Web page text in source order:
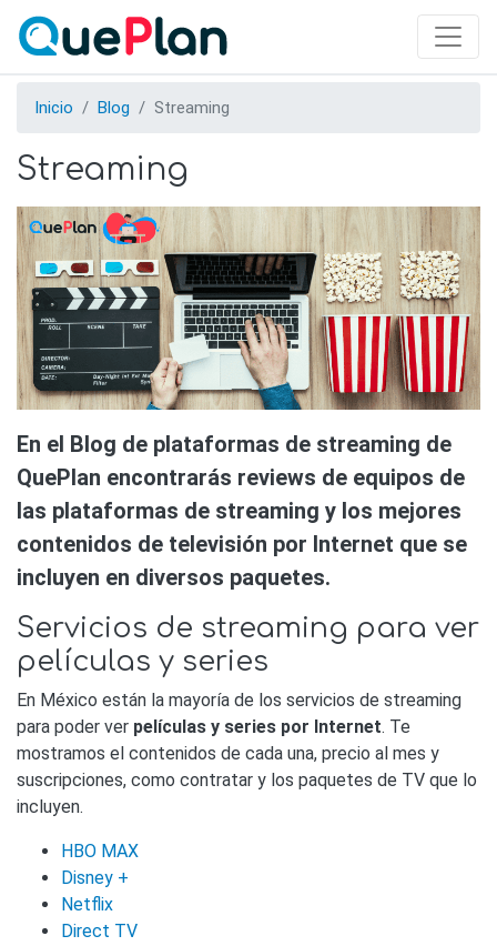
Inicio Blog Streaming
Streaming
En el Blog de plataformas de streaming de
QuePlan encontrarás reviews de equipos de
las plataformas de streaming y los mejores
contenidos de televisión por Internet que se
incluyen en diversos paquetes.
Servicios de streaming para ver
películas y series
En México están la mayoría de los servicios de streaming
para poder ver películas y series por Internet. Te
mostramos el contenidos de cada una, precio al mes y
suscripciones, como contratar y los paquetes de TV que lo
incluyen.
HBO MAX
Disney +
Netflix
Direct TV